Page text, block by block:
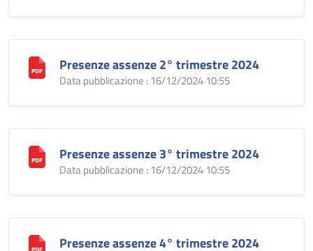
Presenze assenze 2° trimestre 2024
Data pubblicazione : 16/12/2024 10:55
Presenze assenze 3° trimestre 2024
Data pubblicazione : 16/12/2024 10:55
Presenze assenze 4° trimestre 2024